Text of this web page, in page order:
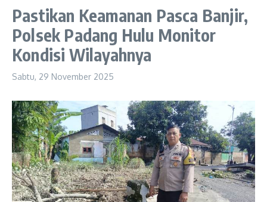
Pastikan Keamanan Pasca Banjir,
Polsek Padang Hulu Monitor
Kondisi Wilayahnya
Sabtu, 29 November 2025